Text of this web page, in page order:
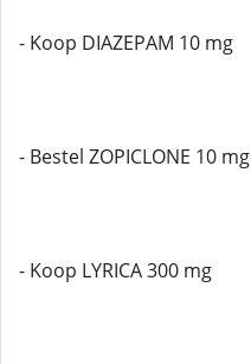
- Koop DIAZEPAM 10 mg
- Bestel ZOPICLONE 10 mg
- Koop LYRICA 300 mg